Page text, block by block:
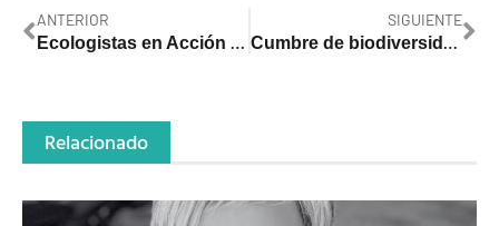
ANTERIOR
E
cologistas en Acción despliega una gran pancarta en el corazón de Córdoba en defensa del derecho al agua
SIGUIENTE
C
umbre de biodiversidad: la hora de detener el camino hacia el colapso de los ecosistemas
Relacionado